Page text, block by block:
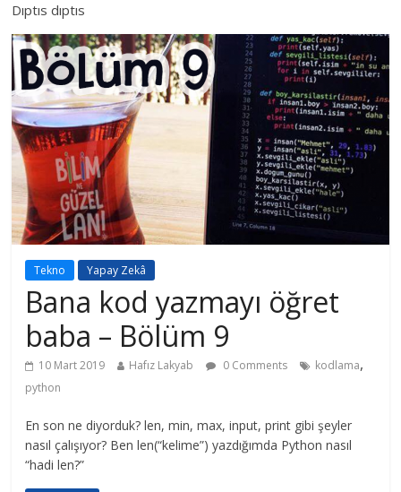
Dıptıs dıptıs
Tekno Yapay Zekâ
Bana kod yazmayı öğret
baba – Bölüm 9
10 Mart 2019 Hafız Lakyab 0 Comments kodlama,
python
En son ne diyorduk? len, min, max, input, print gibi şeyler
nasıl çalışıyor? Ben len(“kelime”) yazdığımda Python nasıl
“hadi len?”